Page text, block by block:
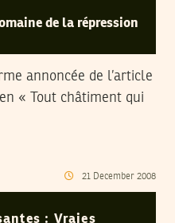
de la répression
annoncée de l’article
« Tout châtiment qui
21 December 2008
: Vraies